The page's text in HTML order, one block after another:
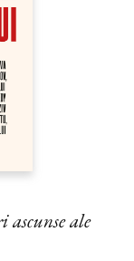
ascunse ale